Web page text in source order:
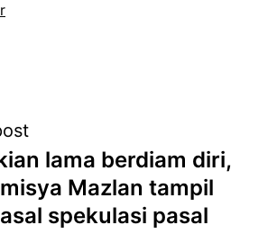
lama berdiam diri,
Mazlan tampil
spekulasi pasal